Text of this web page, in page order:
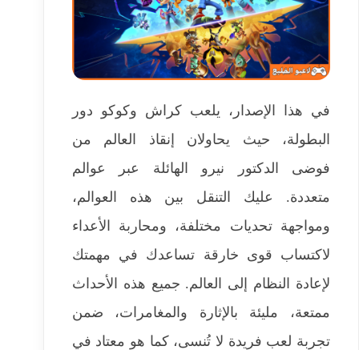
في هذا الإصدار، يلعب كراش وكوكو دور
البطولة، حيث يحاولان إنقاذ العالم من
فوضى الدكتور نيرو الهائلة عبر عوالم
متعددة. عليك التنقل بين هذه العوالم،
ومواجهة تحديات مختلفة، ومحاربة الأعداء
لاكتساب قوى خارقة تساعدك في مهمتك
لإعادة النظام إلى العالم. جميع هذه الأحداث
ممتعة، مليئة بالإثارة والمغامرات، ضمن
تجربة لعب فريدة لا تُنسى، كما هو معتاد في